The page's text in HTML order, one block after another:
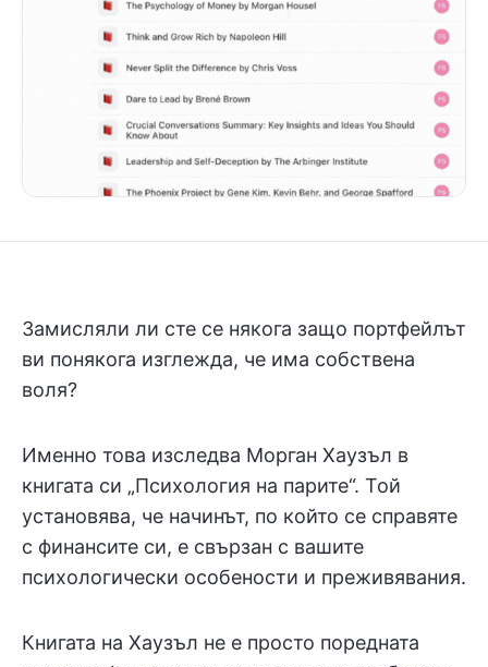
Замисляли ли сте се някога защо портфейлът
ви понякога изглежда, че има собствена
воля?
Именно това изследва Морган Хаузъл в
книгата си „Психология на парите“. Той
установява, че начинът, по който се справяте
с финансите си, е свързан с вашите
психологически особености и преживявания.
Книгата на Хаузъл не е просто поредната